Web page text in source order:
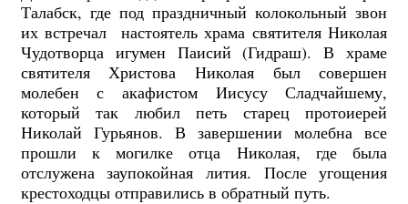
Талабск, где под праздничный колокольный звон
их встречал настоятель храма святителя Николая
Чудотворца игумен Паисий (Гидраш). В храме
святителя Христова Николая был совершен
молебен с акафистом Иисусу Сладчайшему,
который так любил петь старец протоиерей
Николай Гурьянов. В завершении молебна все
прошли к могилке отца Николая, где была
отслужена заупокойная лития. После угощения
крестоходцы отправились в обратный путь.